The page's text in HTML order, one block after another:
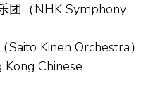
（NHK Symphony
Kinen Orchestra）
Chinese